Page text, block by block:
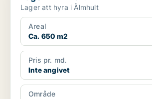
Lager att hyra i Älmhult
Areal
Ca. 650 m2
Pris pr. md.
Inte angivet
Område